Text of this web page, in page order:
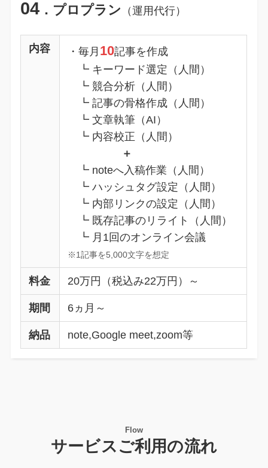
04 ．プロプラン （運用代行）
内容 ・毎月 10記事を作成
┗ キーワード選定（人間）
┗ 競合分析（人間）
┗ 記事の骨格作成（人間）
┗ 文章執筆（AI）
┗ 内容校正（人間）
＋
┗ noteへ入稿作業（人間）
┗ ハッシュタグ設定（人間）
┗ 内部リンクの設定（人間）
┗ 既存記事のリライト（人間）
┗ 月1回のオンライン会議
※1記事を5,000文字を想定
料金 20万円（税込み22万円）～
期間 6ヵ月～
納品 note,Google meet,zoom等
Flow
サービスご利用の流れ